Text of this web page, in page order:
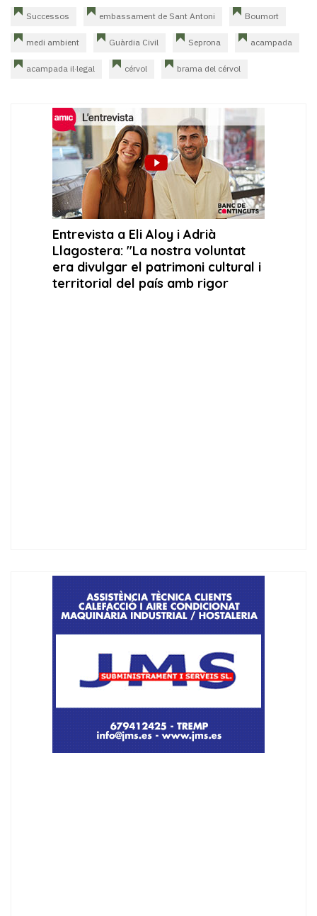
Successos embassament de Sant Antoni Boumort
medi ambient Guàrdia Civil Seprona acampada
acampada il·legal cérvol brama del cérvol